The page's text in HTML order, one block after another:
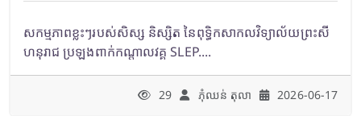
សកម្មភាពខ្លះៗរបស់សិស្ស និស្សិត នៃពុទ្ធិកសាកលវិទ្យាល័យព្រះសី
ហនុរាជ ប្រឡងពាក់កណ្តាលវគ្គ SLEP....
29 ភុំឈន់​ តុលា 2026-06-17